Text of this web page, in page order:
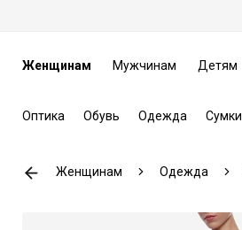
Женщинам Мужчинам Детям
Оптика Обувь Одежда Сумки
Женщинам Одежда